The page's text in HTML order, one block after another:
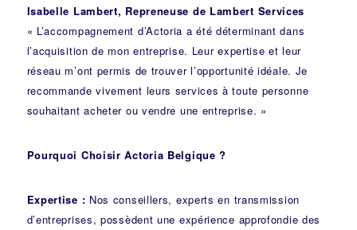
Isabelle Lambert, Repreneuse de Lambert Services
« L’accompagnement d’Actoria a été déterminant dans
l’acquisition de mon entreprise. Leur expertise et leur
réseau m’ont permis de trouver l’opportunité idéale. Je
recommande vivement leurs services à toute personne
souhaitant acheter ou vendre une entreprise. »
Pourquoi Choisir Actoria Belgique ?
Expertise : Nos conseillers, experts en transmission
d’entreprises, possèdent une expérience approfondie des